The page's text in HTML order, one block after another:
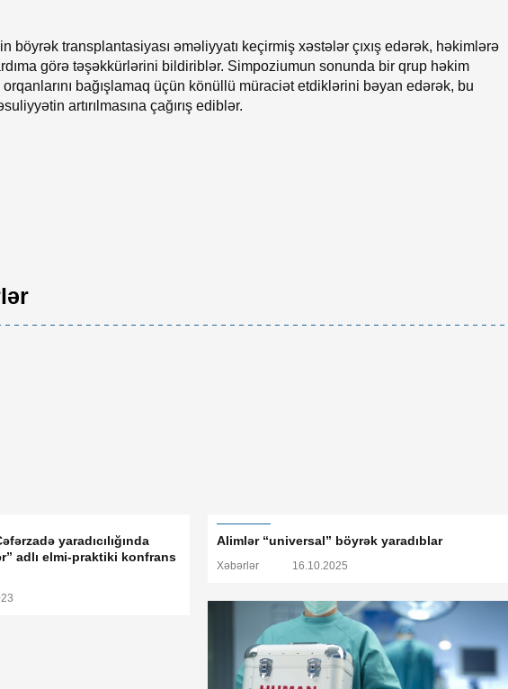
böyrək transplantasiyası əməliyyatı keçirmiş xəstələr çıxış edərək, həkimlərə
görə təşəkkürlərini bildiriblər. Simpoziumun sonunda bir qrup həkim
bağışlamaq üçün könüllü müraciət etdiklərini bəyan edərək, bu
artırılmasına çağırış ediblər.
yaradıcılığında
adlı elmi-praktiki konfrans
Alimlər “universal” böyrək yaradıblar
Xəbərlər 16.10.2025